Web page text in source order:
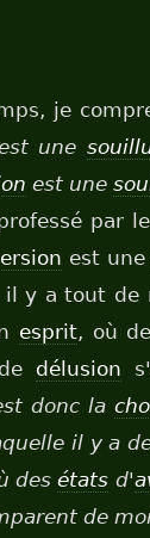
je
une
est une
par le
est une
il y a tout de
esprit, où
délusion
donc la
il y a
desétats d'
de